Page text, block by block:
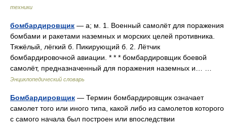
техники
бомбардировщик — а; м. 1. Военный самолёт для поражения
бомбами и ракетами наземных и морских целей противника.
Тяжёлый, лёгкий б. Пикирующий б. 2. Лётчик
бомбардировочной авиации. * * * бомбардировщик боевой
самолёт, предназначенный для поражения наземных и… …
Энциклопедический словарь
Бомбардировщик — Термин бомбардировщик означает
самолет того или иного типа, какой либо из самолетов которого
с самого начала был построен или впоследствии